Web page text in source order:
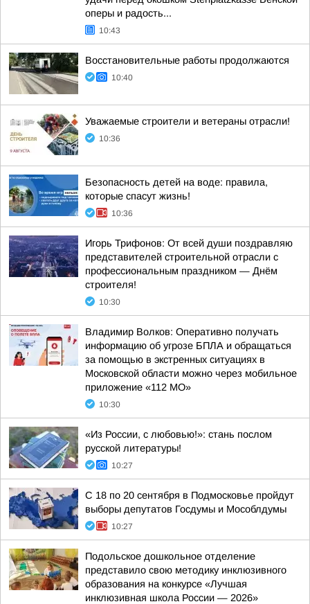
оперы и радость...
10:43
Восстановительные работы продолжаются
10:40
Уважаемые строители и ветераны отрасли!
10:36
Безопасность детей на воде: правила,
которые спасут жизнь!
10:36
Игорь Трифонов: От всей души поздравляю
представителей строительной отрасли с
профессиональным праздником — Днём
строителя!
10:30
Владимир Волков: Оперативно получать
информацию об угрозе БПЛА и обращаться
за помощью в экстренных ситуациях в
Московской области можно через мобильное
приложение «112 МО»
10:30
«Из России, с любовью!»: стань послом
русской литературы!
10:27
С 18 по 20 сентября в Подмосковье пройдут
выборы депутатов Госдумы и Мособлдумы
10:27
Подольское дошкольное отделение
представило свою методику инклюзивного
образования на конкурсе «Лучшая
инклюзивная школа России — 2026»